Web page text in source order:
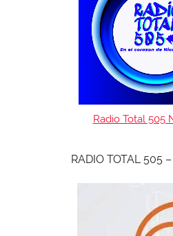
Radio Total 505
RADIO TOTAL 505